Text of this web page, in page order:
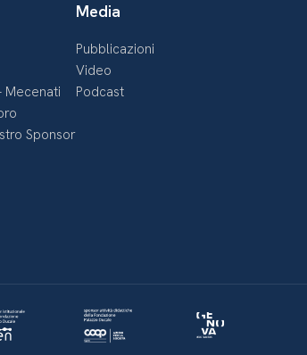
Mecenati
Sponsor
Media
Pubblicazioni
Video
Podcast